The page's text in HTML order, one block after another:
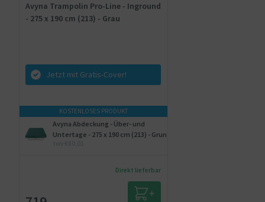
Avyna Trampolin Pro-Line - Inground
- 275 x 190 cm (213) - Grau
Jetzt mit Gratis-Cover!
KOSTENLOSES PRODUKT
Avyna Abdeckung - Über- und
Untertage - 275 x 190 cm (213) - Grun
Direkt lieferbar